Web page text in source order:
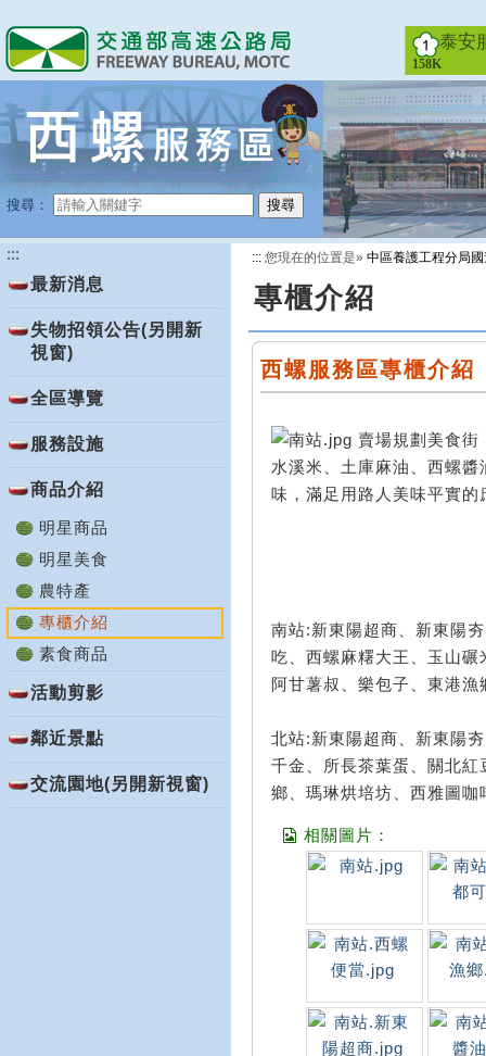
到
主
要
容
泰安
158K
搜尋： 搜尋
:::
最新消息
失物招領公告(另開新
視窗)
全區導覽
服務設施
商品介紹
明星商品
明星美食
農特產
專櫃介紹
素食商品
活動剪影
鄰近景點
交流園地(另開新視窗)
::: 您現在的位置是» 中區養護工程分局
專櫃介紹
西螺服務區專櫃介紹
賣場規劃美食
水溪米、土庫麻油、西螺
味，滿足用路人美味平實的
南站:新東陽超商、新東陽
吃、西螺麻糬大王、玉山
阿甘薯叔、樂包子、東港
北站:新東陽超商、新東陽
千金、所長茶葉蛋、關北
鄉、瑪琳烘培坊、西雅圖
相關圖片：